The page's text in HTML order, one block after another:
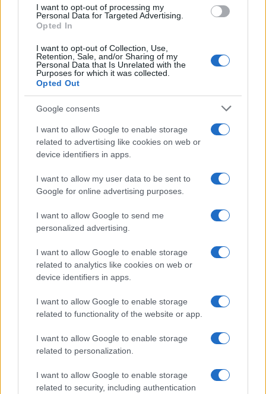
I want to opt-out of processing my
Personal Data for Targeted Advertising.
Opted In
I want to opt-out of Collection, Use,
Retention, Sale, and/or Sharing of my
Personal Data that Is Unrelated with the
Purposes for which it was collected.
Opted Out
Google consents
I want to allow Google to enable storage
related to advertising like cookies on web or
device identifiers in apps.
I want to allow my user data to be sent to
Google for online advertising purposes.
I want to allow Google to send me
personalized advertising.
I want to allow Google to enable storage
related to analytics like cookies on web or
device identifiers in apps.
I want to allow Google to enable storage
related to functionality of the website or app.
I want to allow Google to enable storage
related to personalization.
I want to allow Google to enable storage
related to security, including authentication
sufficienti a costruire cinque stati palestinesi, non
solo uno. Secondo lui questo non deve significare
riconoscere che il falso nazionalismo e
l’estremismo violento spesso non sono altro che
cortine fumogene per dirottare ingenti somme
che anziché portare benessere alla popolazione
il lusso di
una ristretta cerchia di leader corrottie fuori
dal mondo.
momento di rifiutare le false narrazioni, di esigere
un programma coeso di costruzione nazionale e
denunciare tutti coloro che hanno privato i
palestinesi di un futuro migliore a cominciare da
Hamas e da Fatah. Secondo lui è arrivato il
momento didenunciare la frode al centro del
cosiddetto progetto nazionale palestinese
comprendere che la finestra per costruire
qualcosa di nuovo e migliore si sta rapidamente
capiscano, ma soprattutto che lo capiscano in